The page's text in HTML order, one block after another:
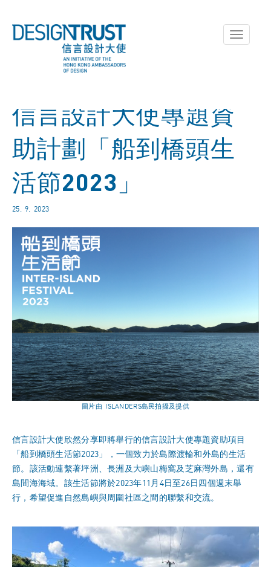
Toggle
信言設計大使專題資
助計劃「船到橋頭生
活節2023」
25. 9. 2023
圖片由 ISLANDERS島民拍攝及提供
信言設計大使欣然分享即將舉行的信言設計大使專題資助項目
「船到橋頭生活節2023」，一個致力於島際渡輪和外島的生活
節。該活動連繫著坪洲、長洲及大嶼山梅窩及芝麻灣外島，還有
島間海海域。該生活節將於2023年11月4日至26日四個週末舉
行，希望促進自然島嶼與周圍社區之間的聯繫和交流。